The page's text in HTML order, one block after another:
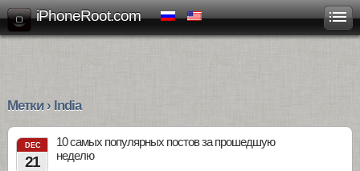
iPhoneRoot.com
Метки › India
DEC
21
10 самых популярных постов за прошедшую
неделю